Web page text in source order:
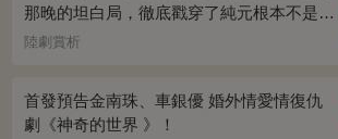
那晚的坦白局，徹底戳穿了純元根本不是被
宜修害死的真相！
陸劇賞析
首發預告金南珠、車銀優 婚外情愛情復仇
劇《神奇的世界 》！